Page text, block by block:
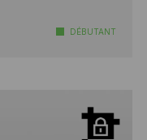
DÉBUTANT